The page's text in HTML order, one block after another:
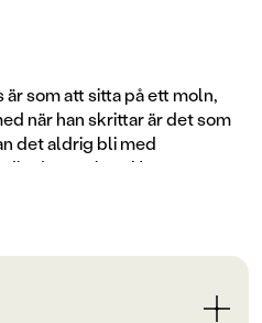
är som att sitta på ett moln,
när han skrittar är det som
det aldrig bli med
det vet hon. Han är
men för stark för
"Ibland måste man välja